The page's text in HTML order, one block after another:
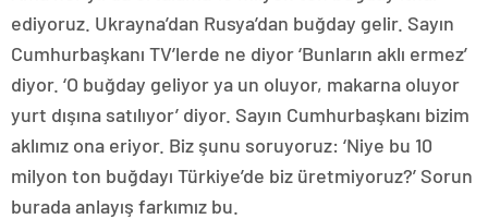
ediyoruz. Ukrayna’dan Rusya’dan buğday gelir. Sayın
Cumhurbaşkanı TV’lerde ne diyor ‘Bunların aklı ermez’
diyor. ‘O buğday geliyor ya un oluyor, makarna oluyor
yurt dışına satılıyor’ diyor. Sayın Cumhurbaşkanı bizim
aklımız ona eriyor. Biz şunu soruyoruz: ‘Niye bu 10
milyon ton buğdayı Türkiye’de biz üretmiyoruz?’ Sorun
burada anlayış farkımız bu.